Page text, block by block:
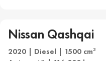
Nissan Qashqai
2020 | Diesel | 1500 cm3